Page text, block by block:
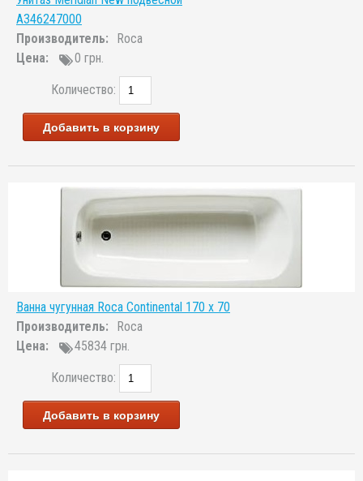
A346247000
Производитель:
Roca
Цена:
0 грн.
Количество:
Добавить в корзину
Ванна чугунная Roca Continental 170 x 70
Производитель:
Roca
Цена:
45834 грн.
Количество:
Добавить в корзину